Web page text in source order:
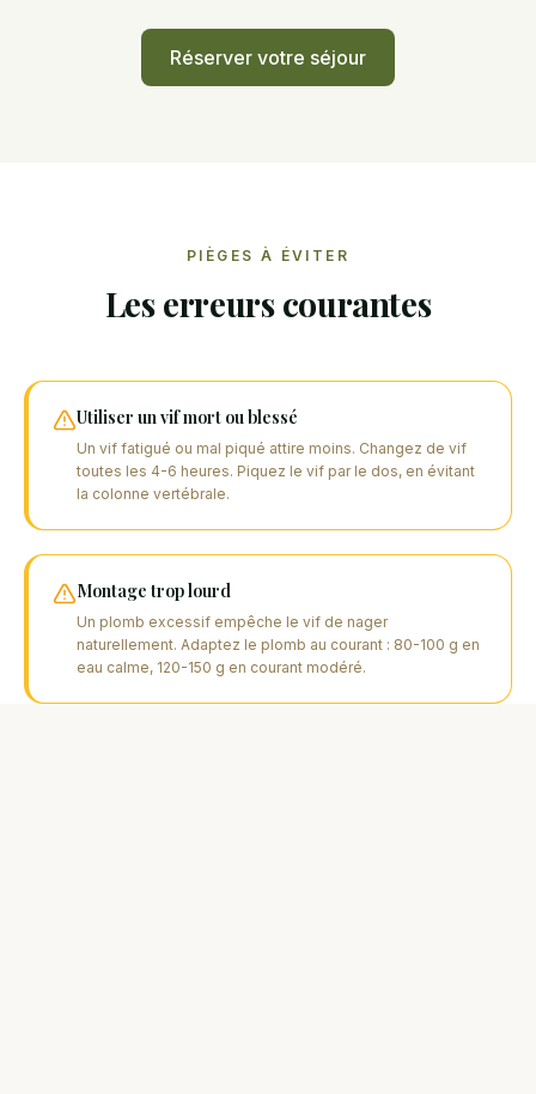
Réserver votre séjour
PIÈGES À ÉVITER
Les erreurs courantes
Utiliser un vif mort ou blessé
Un vif fatigué ou mal piqué attire moins. Changez de vif
toutes les 4-6 heures. Piquez le vif par le dos, en évitant
la colonne vertébrale.
Montage trop lourd
Un plomb excessif empêche le vif de nager
naturellement. Adaptez le plomb au courant : 80-100 g en
eau calme, 120-150 g en courant modéré.